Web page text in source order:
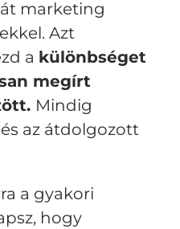
marketing
Azt
a különbséget
megírt
Mindig
az átdolgozott
a gyakori
hogy